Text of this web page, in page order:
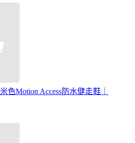
色Motion Access防水健走鞋｜